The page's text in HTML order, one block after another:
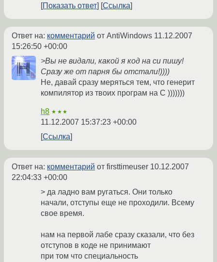
Показать ответ
Ссылка
Ответ на: комментарий от AntiWindows 11.12.2007
15:26:50 +00:00
>Вы не видали, какой я код на си пишу!
Сразу же от парня бы отстали!))))
Не, давай сразу меряться тем, что генерит
компилятор из твоих програм на С )))))))
h8 ★★★
11.12.2007 15:37:23 +00:00
Ссылка
Ответ на: комментарий от firsttimeuser 10.12.2007
22:04:33 +00:00
> да ладно вам ругаться. Они только
начали, отступы еще не проходили. Всему
свое время.
нам на первой лабе сразу сказали, что без
отступов в коде не принимают
при том что специальность